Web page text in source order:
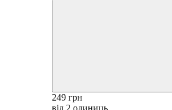
249 грн
від 2 одиниць